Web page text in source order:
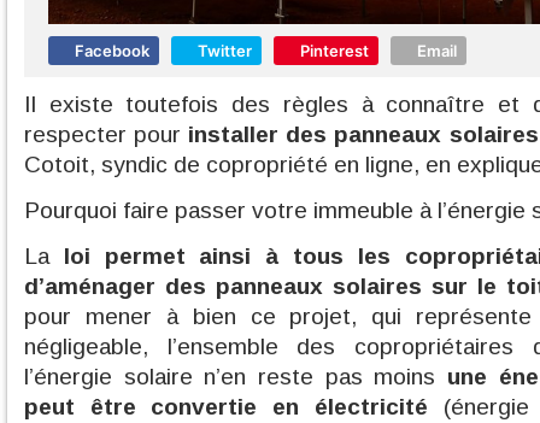
Facebook Twitter Pinterest Email
Il existe toutefois des règles à connaître et
respecter pour installer des panneaux solaires
Cotoit, syndic de copropriété en ligne, en
Pourquoi faire passer votre immeuble à l’énergie
La loi permet ainsi à tous les
d’aménager des panneaux solaires sur le
pour mener à bien ce projet, qui représente
négligeable, l’ensemble des
l’énergie solaire n’en reste pas moins une
peut être convertie en électricité